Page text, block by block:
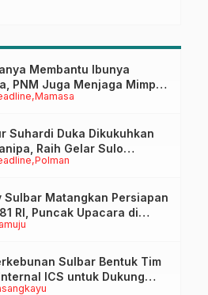
Mamasa
Membantu Ibunya
PNM Juga Menjaga Mimpi
Untuk Menggapai Cita-Cita
Polman
Suhardi Duka Dikukuhkan
Raih Gelar Sulo
Sulbar Matangkan Persiapan
RI, Puncak Upacara di
Ahmad Kirang
Sulbar Bentuk Tim
ICS untuk Dukung
ISPO Pekebun di